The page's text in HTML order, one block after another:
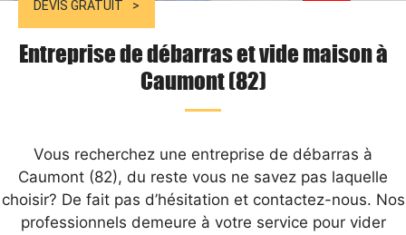
DEVIS GRATUIT
Entreprise de débarras et vide maison à
Caumont (82)
Vous recherchez une entreprise de débarras à
Caumont (82), du reste vous ne savez pas laquelle
choisir? De fait pas d’hésitation et contactez-nous. Nos
professionnels demeure à votre service pour vider